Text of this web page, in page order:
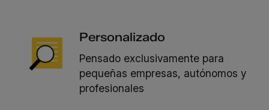
Personalizado
Pensado exclusivamente para
pequeñas empresas, autónomos y
profesionales